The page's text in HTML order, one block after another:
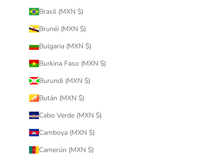
Brasil (MXN $)
Brunéi (MXN $)
Bulgaria (MXN $)
Burkina Faso (MXN $)
Burundi (MXN $)
Bután (MXN $)
Cabo Verde (MXN $)
Camboya (MXN $)
Camerún (MXN $)